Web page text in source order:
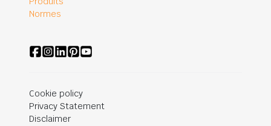
Normes
Cookie policy
Privacy Statement
Disclaimer